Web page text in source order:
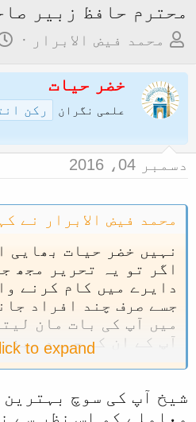
محترم حافظ زبیر
م
ض
و
ک
ا
غ
ز
ک
ر
ن
و
ا
ل
محمد فیض الابرار
خضر حیات
علمی نگران رکن
دسمبر 04، 2016
محمد فیض الابرار نے
نہیں خضر حیات بھایی
اگر تو یہ تحریر مجھ
دایرے میں کام کرنے
جسے صرف چند افراد
میں آپ کی بات مان
آپ کے ان کی جہود
العقیدہ الصحیحہ و
الباطلہ فی صورۃ
کر چکے ہیں اور ایک
to expand...
شیخ آپ کی سوچ
معاملے کو اس نظر سے